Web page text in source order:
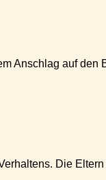
Anschlag auf den
Die